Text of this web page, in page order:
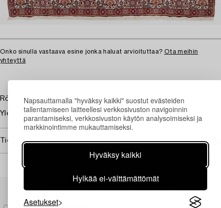
Napsauttamalla "hyväksy kaikki" suostut evästeiden
tallentamiseen laitteellesi verkkosivuston navigoinnin
parantamiseksi, verkkosivuston käytön analysoimiseksi ja
markkinointimme mukauttamiseksi.
Hyväksy kaikki
Hylkää ei-välttämättömät
Asetukset
Onko sinulla vastaava esine jonka haluat arvioituttaa? Ota meihin
yhteyttä
Röd botten vit medaljong. Småblommigt mönster.
Yleisvaikutelma hyvä.
Tietoa ostamisesta
Muiden katsomia kohteita